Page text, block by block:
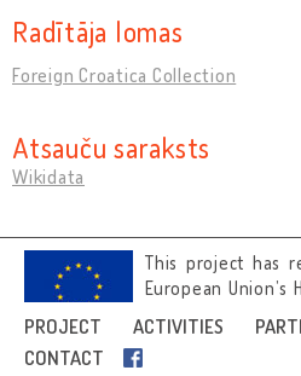
PROJECT ACTIVITIES
CONTACT
Radītāja lomas
Foreign Croatica Collection
Atsauču saraksts
Wikidata
This project has
European Union’s
innovation
agreement No
Image credits